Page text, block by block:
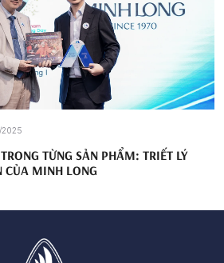
2025
TỪNG SẢN PHẨM: TRIẾT LÝ
CỦA MINH LONG